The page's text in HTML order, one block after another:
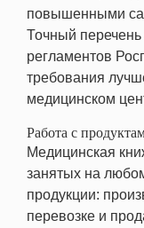
повышенными
Точный перечень
регламентов
требования
медицинском
Работа с
Медицинская
занятых на
продукции:
перевозке и